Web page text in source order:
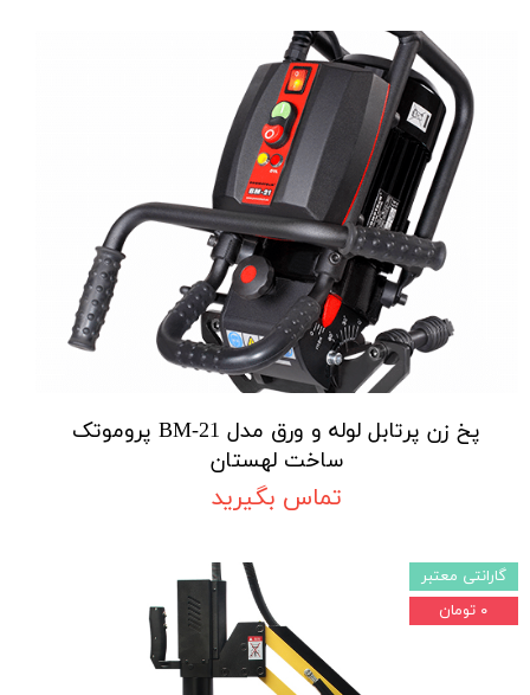
پخ زن پرتابل لوله و ورق مدل BM-21 پروموتک
ساخت لهستان
تماس بگیرید
گارانتی معتبر
۰ تومان